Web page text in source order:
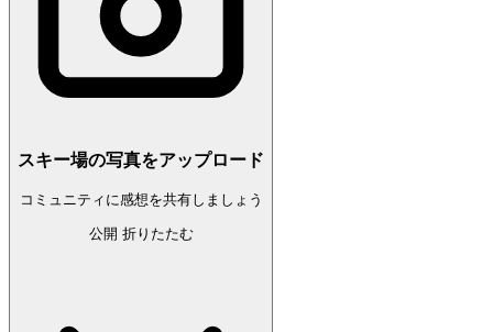
スキー場の写真をアップロード
コミュニティに感想を共有しましょう
公開 折りたたむ